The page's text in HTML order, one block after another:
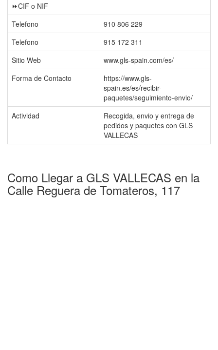
⏩CIF o NIF
Telefono
910 806 229
Telefono
915 172 311
Sitio Web
www.gls-spain.com/es/
Forma de Contacto
https://www.gls-
spain.es/es/recibir-
paquetes/seguimiento-envio/
Actividad
Recogida, envio y entrega de
pedidos y paquetes con GLS
VALLECAS
Como Llegar a GLS VALLECAS en la
Calle Reguera de Tomateros, 117